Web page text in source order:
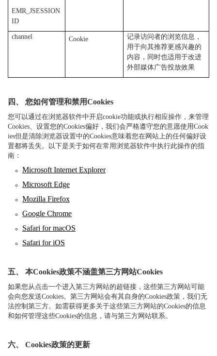
EMR_JSESSION
ID
channel Cookie
记录访问者的浏览信息，
用于向其推荐更感兴趣的
内容，同时也适用于改进
外部媒体广告投放效果
四、 您如何管理和禁用Cookies
您可以通过在浏览器软件中开启cookie功能或执行相应操作，来管理
Cookies、设置您的Cookies偏好，我们会严格遵守您的意愿使用Cook
ies但是清除浏览器设置中的Cookies意味着您在网站上的任何偏好设
置都将丢失。以下是关于如何在常用浏览器软件中执行此操作的指
南：
Microsoft Internet Explorer
Microsoft Edge
Mozilla Firefox
Google Chrome
Safari for macOS
Safari for iOS
五、 本Cookies政策不涵盖第三方网站Cookies
如果您从点击一个进入第三方网站的超链接，这些第三方网站可能
会向您发送Cookies。第三方网站会有其自身的Cookies政策，我们无
法控制第三方。如需获得更多关于这些第三方网站的Cookies的信息
和如何管理这些Cookies的信息，请与第三方网站联系。
六、 Cookies政策的更新